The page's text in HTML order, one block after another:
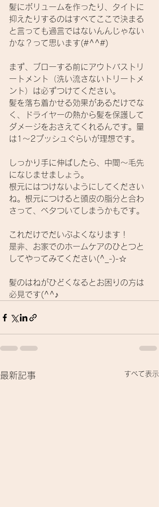
髪にボリュームを作ったり、タイトに
抑えたりするのはすべてここで決まる
と言っても過言ではないんんじゃない
かな？って思います(#^^#)
まず、ブローする前にアウトバストリ
ートメント（洗い流さないトリートメ
ント）は必ずつけてください。
髪を落ち着かせる効果があるだけでな
く、ドライヤーの熱から髪を保護して
ダメージをおさえてくれるんです。量
は1～2プッシュぐらいが理想です。
しっかり手に伸ばしたら、中間～毛先
になじませましょう。
根元にはつけないようにしてください
ね。根元につけると頭皮の脂分と合わ
さって、ベタついてしまうかもです。
これだけでだいぶよくなります！
是非、お家でのホームケアのひとつと
してやってみてください(^_-)-☆
髪のはねがひどくなるとお困りの方は
必見です(^^♪
最新記事 すべて表示